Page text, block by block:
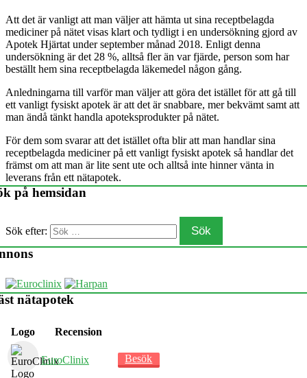
Att det är vanligt att man väljer att hämta ut sina receptbelagda
mediciner på nätet visas klart och tydligt i en undersökning gjord av
Apotek Hjärtat under september månad 2018. Enligt denna
undersökning är det 28 %, alltså fler än var fjärde, person som har
beställt hem sina receptbelagda läkemedel någon gång.
Anledningarna till varför man väljer att göra det istället för att gå till
ett vanligt fysiskt apotek är att det är snabbare, mer bekvämt samt att
man ändå tänkt handla apoteksprodukter på nätet.
För dem som svarar att det istället ofta blir att man handlar sina
receptbelagda mediciner på ett vanligt fysiskt apotek så handlar det
främst om att man är lite sent ute och alltså inte hinner vänta in
leverans från ett nätapotek.
på hemsidan
Sök efter: Sök
nätapotek
Logo Recension
EuroClinix Besök